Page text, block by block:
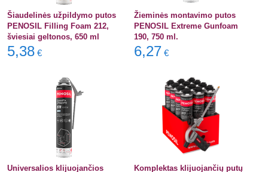
Šiaudelinės užpildymo putos
PENOSIL Filling Foam 212,
šviesiai geltonos, 650 ml
5,38 €
Žieminės montavimo putos
PENOSIL Extreme Gunfoam
190, 750 ml.
6,27 €
Universalios klijuojančios
Komplektas klijuojančių putų